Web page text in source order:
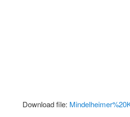
Download file: